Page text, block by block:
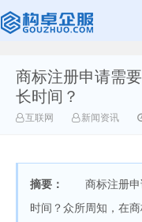
广美明度文化
商标注册申请需
长时间？
互联网 新闻资讯
摘要：
商标注册申
时间？众所周知，在